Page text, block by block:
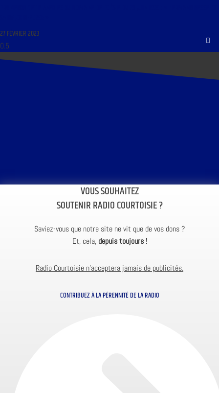
27 FÉVRIER 2023
VOUS SOUHAITEZ
SOUTENIR RADIO COURTOISIE ?
Saviez-vous que notre site ne vit que de vos dons ?
Et, cela, depuis toujours !
Radio Courtoisie n’acceptera jamais de publicités.
CONTRIBUEZ À LA PÉRENNITÉ DE LA RADIO